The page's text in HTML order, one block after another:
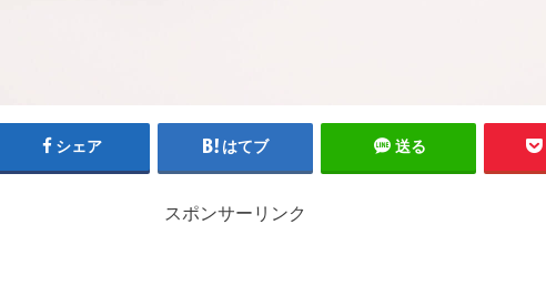
シェア はてブ 送る
スポンサーリンク